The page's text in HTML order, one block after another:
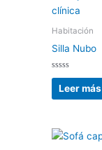
Habitación
Silla Nubo
Valorado
con
de
Leer más